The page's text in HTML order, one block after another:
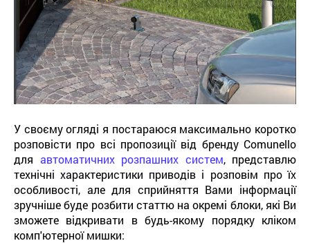
У своєму огляді я постараюся максимально коротко
розповісти про всі пропозиції від бренду Comunello
для автоматичних розпашних систем, представлю
технічні характеристики приводів і розповім про їх
особливості, але для сприйняття Вами інформації
зручніше буде розбити статтю на окремі блоки, які Ви
зможете відкривати в будь-якому порядку кліком
комп'ютерної мишки: